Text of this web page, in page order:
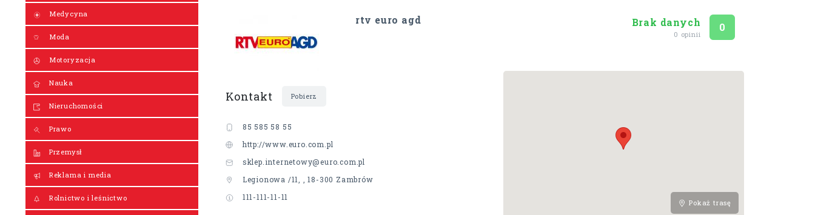
Medycyna
Moda
Motoryzacja
Nauka
Nieruchomości
Prawo
Przemysł
Reklama i media
Rolnictwo i leśnictwo
rtv euro agd Brak danych
0 opinii
Ocena
0
Kontakt Pobierz
85 585 58 55
http://www.euro.com.pl
sklep.internetowy@euro.com.pl
Legionowa /11, , 18-300 Zambrów
111-111-11-11
Pokaż trasę